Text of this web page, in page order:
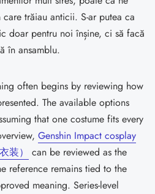
trăiau anticii. S-ar putea ca
doar pentru noi înșine, ci să facă
în ansamblu.
often begins by reviewing how
The available options
that one costume fits every
Genshin Impact cosplay
装）
can be reviewed as the
reference remains tied to the
meaning. Series-level